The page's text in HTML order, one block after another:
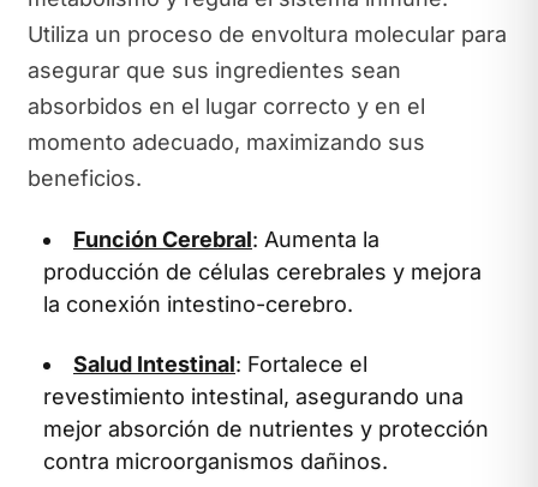
Utiliza un proceso de envoltura molecular para
asegurar que sus ingredientes sean
absorbidos en el lugar correcto y en el
momento adecuado, maximizando sus
beneficios.
Función Cerebral: Aumenta la
producción de células cerebrales y mejora
la conexión intestino-cerebro.
Salud Intestinal: Fortalece el
revestimiento intestinal, asegurando una
mejor absorción de nutrientes y protección
contra microorganismos dañinos.